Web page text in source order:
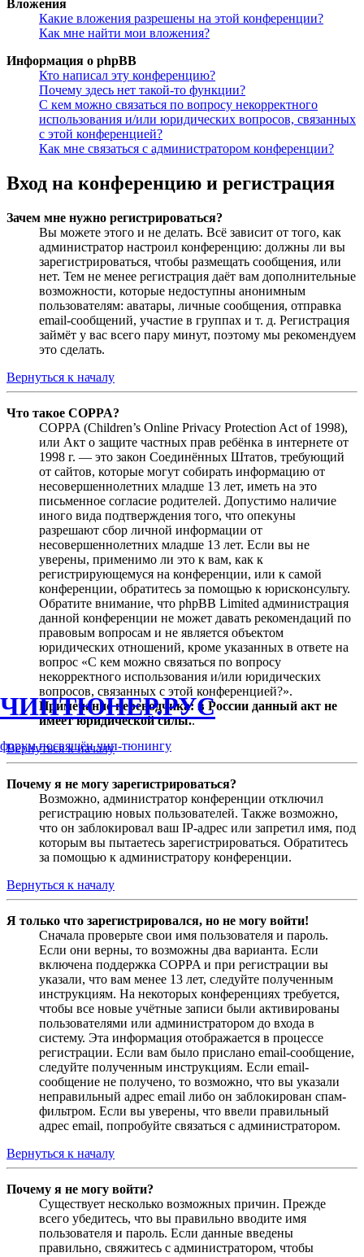
ЧИПТЮНЕР.РУС
форум посвящён чип-тюнингу
Вложения
Какие вложения разрешены на этой конференции?
Как мне найти мои вложения?
Информация о phpBB
Кто написал эту конференцию?
Почему здесь нет такой-то функции?
С кем можно связаться по вопросу некорректного
использования и/или юридических вопросов, связанных
с этой конференцией?
Как мне связаться с администратором конференции?
Вход на конференцию и регистрация
Зачем мне нужно регистрироваться?
Вы можете этого и не делать. Всё зависит от того, как
администратор настроил конференцию: должны ли вы
зарегистрироваться, чтобы размещать сообщения, или
нет. Тем не менее регистрация даёт вам дополнительные
возможности, которые недоступны анонимным
пользователям: аватары, личные сообщения, отправка
email-сообщений, участие в группах и т. д. Регистрация
займёт у вас всего пару минут, поэтому мы рекомендуем
это сделать.
Вернуться к началу
Что такое COPPA?
COPPA (Children’s Online Privacy Protection Act of 1998),
или Акт о защите частных прав ребёнка в интернете от
1998 г. — это закон Соединённых Штатов, требующий
от сайтов, которые могут собирать информацию от
несовершеннолетних младше 13 лет, иметь на это
письменное согласие родителей. Допустимо наличие
иного вида подтверждения того, что опекуны
разрешают сбор личной информации от
несовершеннолетних младше 13 лет. Если вы не
уверены, применимо ли это к вам, как к
регистрирующемуся на конференции, или к самой
конференции, обратитесь за помощью к юрисконсульту.
Обратите внимание, что phpBB Limited администрация
данной конференции не может давать рекомендаций по
правовым вопросам и не является объектом
юридических отношений, кроме указанных в ответе на
вопрос «С кем можно связаться по вопросу
некорректного использования и/или юридических
вопросов, связанных с этой конференцией?».
Примечание переводчика: в России данный акт не
имеет юридической силы..
Вернуться к началу
Почему я не могу зарегистрироваться?
Возможно, администратор конференции отключил
регистрацию новых пользователей. Также возможно,
что он заблокировал ваш IP-адрес или запретил имя, под
которым вы пытаетесь зарегистрироваться. Обратитесь
за помощью к администратору конференции.
Вернуться к началу
Я только что зарегистрировался, но не могу войти!
Сначала проверьте свои имя пользователя и пароль.
Если они верны, то возможны два варианта. Если
включена поддержка COPPA и при регистрации вы
указали, что вам менее 13 лет, следуйте полученным
инструкциям. На некоторых конференциях требуется,
чтобы все новые учётные записи были активированы
пользователями или администратором до входа в
систему. Эта информация отображается в процессе
регистрации. Если вам было прислано email-сообщение,
следуйте полученным инструкциям. Если email-
сообщение не получено, то возможно, что вы указали
неправильный адрес email либо он заблокирован спам-
фильтром. Если вы уверены, что ввели правильный
адрес email, попробуйте связаться с администратором.
Вернуться к началу
Почему я не могу войти?
Существует несколько возможных причин. Прежде
всего убедитесь, что вы правильно вводите имя
пользователя и пароль. Если данные введены
правильно, свяжитесь с администратором, чтобы